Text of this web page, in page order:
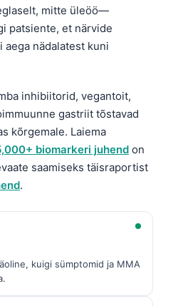
mitte üleöö—
patsiente, et närvide
aega nädalatest kuni
inhibiitorid, vegantoit,
gastriit tõstavad
kõrgemale. Laiema
biomarkeri juhend on
saamiseks täisraportist
.
kuigi sümptomid ja MMA